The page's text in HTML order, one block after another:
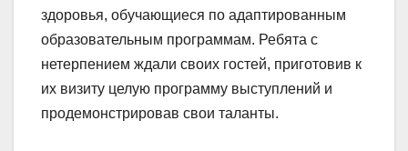
здоровья, обучающиеся по адаптированным
образовательным программам. Ребята с
нетерпением ждали своих гостей, приготовив к
их визиту целую программу выступлений и
продемонстрировав свои таланты.